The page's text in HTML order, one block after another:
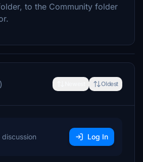
to the Community folder
Oldest
Log In